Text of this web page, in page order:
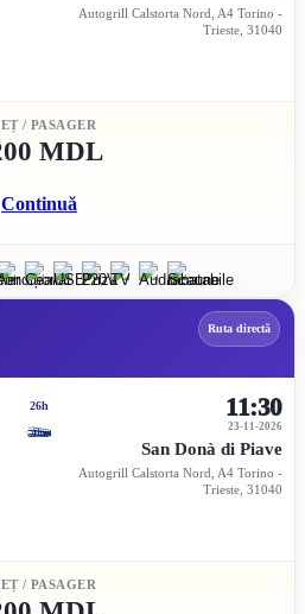
Autogrill Calstorta Nord, A4 Torino -
Trieste, 31040
/ PASAGER
MDL
Continuă
Ruta directă
26h
23-11-2026
11:30
San Donà di Piave
Autogrill Calstorta Nord, A4 Torino -
Trieste, 31040
/ PASAGER